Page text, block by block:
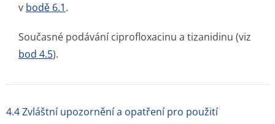
v bodě 6.1.
Současné podávání ciprofloxacinu a tizanidinu (viz
bod 4.5).
4.4 Zvláštní upozornění a opatření pro použití